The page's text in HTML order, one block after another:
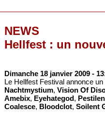
NEWS
Hellfest : un
Dimanche 18 janvier 2009 -
Le Hellfest Festival annonce
Nachtmystium, Vision Of
Amebix, Eyehategod,
Coalesce, Bloodclot, Soilent